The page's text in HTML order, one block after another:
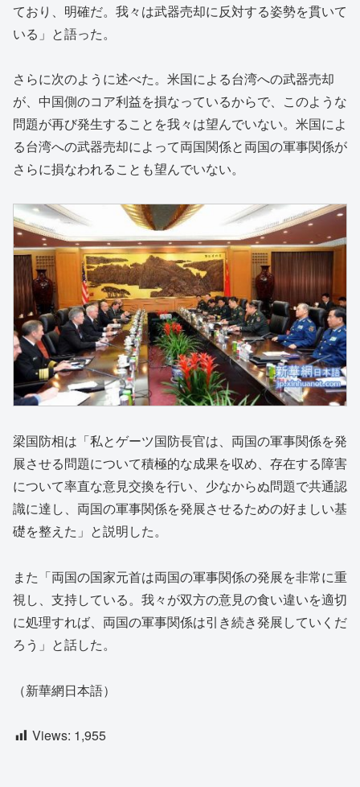
ており、明確だ。我々は武器売却に反対する姿勢を貫いて
いる」と語った。
さらに次のように述べた。米国による台湾への武器売却
が、中国側のコア利益を損なっているからで、このような
問題が再び発生することを我々は望んでいない。米国によ
る台湾への武器売却によって両国関係と両国の軍事関係が
さらに損なわれることも望んでいない。
梁国防相は「私とゲーツ国防長官は、両国の軍事関係を発
展させる問題について積極的な成果を収め、存在する障害
について率直な意見交換を行い、少なからぬ問題で共通認
識に達し、両国の軍事関係を発展させるための好ましい基
礎を整えた」と説明した。
また「両国の国家元首は両国の軍事関係の発展を非常に重
視し、支持している。我々が双方の意見の食い違いを適切
に処理すれば、両国の軍事関係は引き続き発展していくだ
ろう」と話した。
（新華網日本語）
Views: 1,955